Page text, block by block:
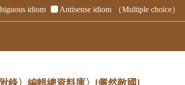
idiom Antisense idiom （Multiple choice）
錄〉編輯總資料庫〉 [儼然敵國]